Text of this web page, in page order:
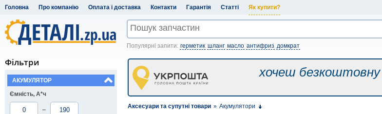
Головна Про компанію Оплата і доставка Контакти Гарантія Статті Як купити?
Популярні запити: герметик шланг масло антифриз домкрат
хочеш безкоштовну
Аксесуари та супутні товари » Акумулятори
Фільтри
АКУМУЛЯТОР
Ємність, А*ч
–